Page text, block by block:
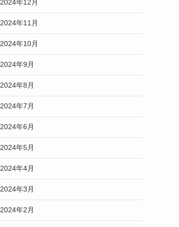
2024年12月
2024年11月
2024年10月
2024年9月
2024年8月
2024年7月
2024年6月
2024年5月
2024年4月
2024年3月
2024年2月